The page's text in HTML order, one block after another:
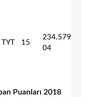
TYT 15
234.579
04
Puanları 2018